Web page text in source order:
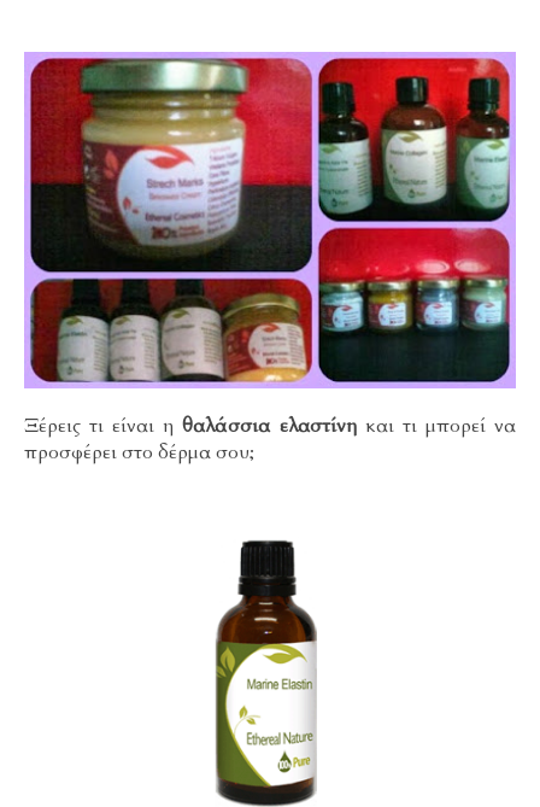
Ξέρεις τι είναι ηθαλάσσια ελαστίνηκαι τι μπορεί να
προσφέρει στο δέρμα σου;